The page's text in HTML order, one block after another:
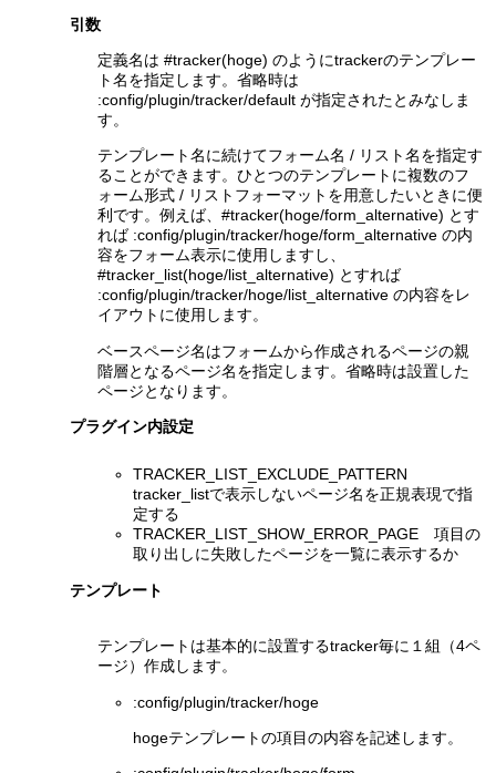
引数
定義名は #tracker(hoge) のようにtrackerのテンプレー
ト名を指定します。省略時は
:config/plugin/tracker/default が指定されたとみなしま
す。
テンプレート名に続けてフォーム名 / リスト名を指定す
ることができます。ひとつのテンプレートに複数のフ
ォーム形式 / リストフォーマットを用意したいときに便
利です。例えば、#tracker(hoge/form_alternative) とす
れば :config/plugin/tracker/hoge/form_alternative の内
容をフォーム表示に使用しますし、
#tracker_list(hoge/list_alternative) とすれば
:config/plugin/tracker/hoge/list_alternative の内容をレ
イアウトに使用します。
ベースページ名はフォームから作成されるページの親
階層となるページ名を指定します。省略時は設置した
ページとなります。
プラグイン内設定
TRACKER_LIST_EXCLUDE_PATTERN
tracker_listで表示しないページ名を正規表現で指
定する
TRACKER_LIST_SHOW_ERROR_PAGE 項目の
取り出しに失敗したページを一覧に表示するか
テンプレート
テンプレートは基本的に設置するtracker毎に１組（4ペ
ージ）作成します。
:config/plugin/tracker/hoge
hogeテンプレートの項目の内容を記述します。